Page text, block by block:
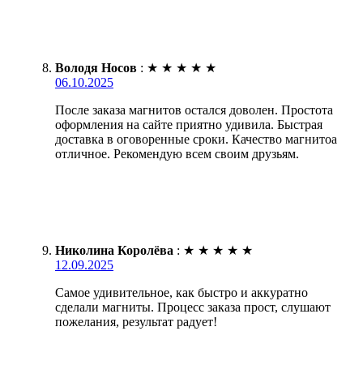
Володя Носов : ★ ★ ★ ★ ★
06.10.2025
После заказа магнитов остался доволен. Простота
оформления на сайте приятно удивила. Быстрая
доставка в оговоренные сроки. Качество магнитоа
отличное. Рекомендую всем своим друзьям.
Николина Королёва : ★ ★ ★ ★ ★
12.09.2025
Самое удивительное, как быстро и аккуратно
сделали магниты. Процесс заказа прост, слушают
пожелания, результат радует!